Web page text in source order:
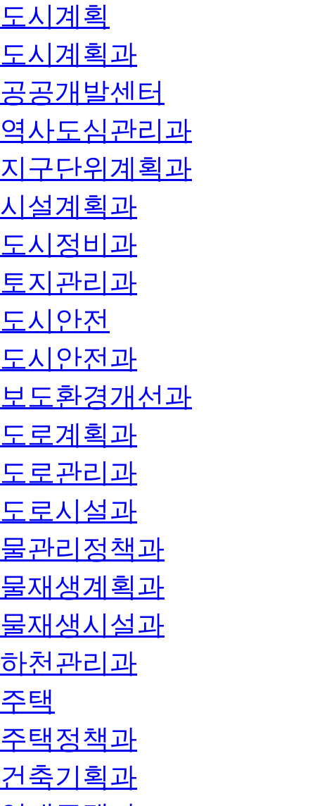
도시계획
도시계획과
공공개발센터
역사도심관리과
지구단위계획과
시설계획과
도시정비과
토지관리과
도시안전
도시안전과
보도환경개선과
도로계획과
도로관리과
도로시설과
물관리정책과
물재생계획과
물재생시설과
하천관리과
주택
주택정책과
건축기획과